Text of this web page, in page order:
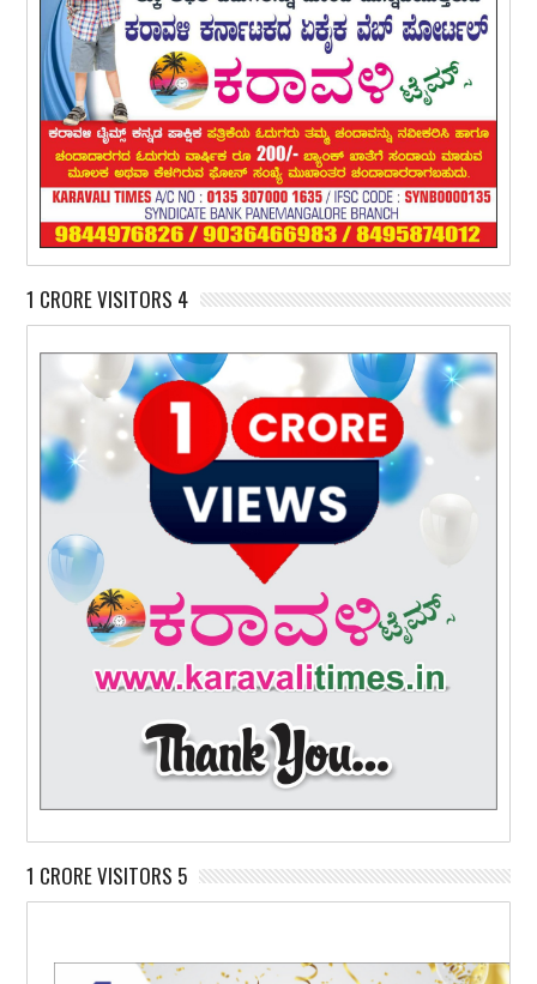
1 CRORE VISITORS 4
1 CRORE VISITORS 5